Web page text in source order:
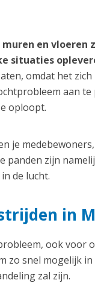
muren en
situaties
omdat het
aan
oploopt.
je
panden zijn
de lucht.
in
ook voor
zo snel mogelijk
zal zijn.